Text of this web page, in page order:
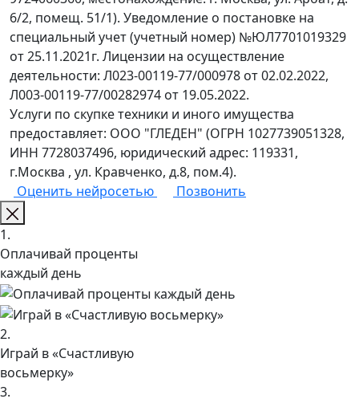
6/2, помещ. 51/1). Уведомление о постановке на
специальный учет (учетный номер) №ЮЛ7701019329
от 25.11.2021г. Лицензии на осуществление
деятельности: Л023-00119-77/000978 от 02.02.2022,
Л003-00119-77/00282974 от 19.05.2022.
Услуги по скупке техники и иного имущества
предоставляет: ООО "ГЛЕДЕН" (ОГРН 1027739051328,
ИНН 7728037496, юридический адрес: 119331,
г.Москва , ул. Кравченко, д.8, пом.4).
Оценить нейросетью
Позвонить
1.
Оплачивай проценты
каждый день
2.
Играй в «Счастливую
восьмерку»
3.